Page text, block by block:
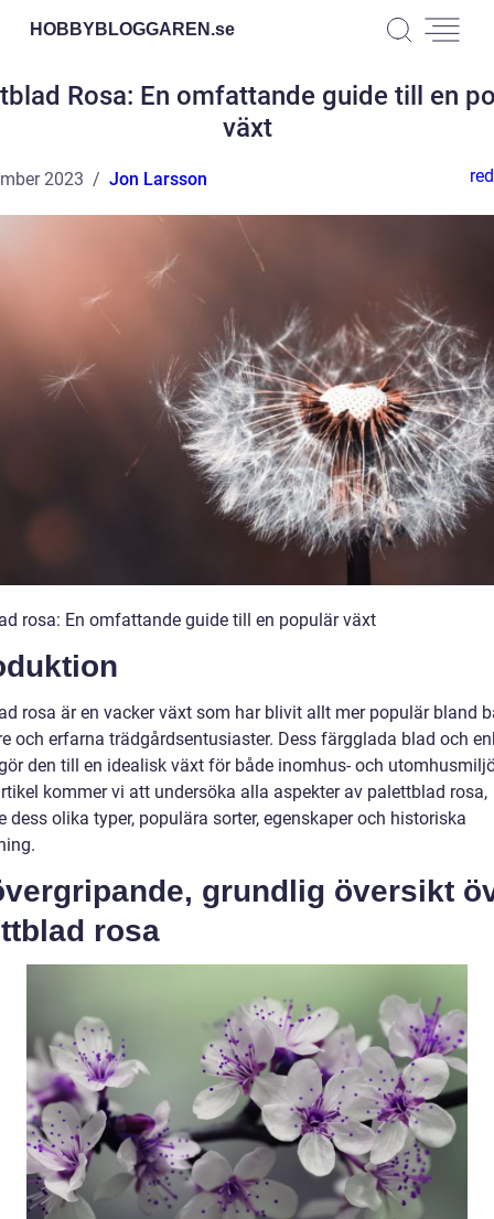
HOBBYBLOGGAREN.se
Rosa: En omfattande guide till en
växt
2023 Jon Larsson
rosa: En omfattande guide till en populär växt
rosa är en vacker växt som har blivit allt mer populär bland
och erfarna trädgårdsentusiaster. Dess färgglada blad och
den till en idealisk växt för både inomhus- och
kommer vi att undersöka alla aspekter av palettblad rosa,
dess olika typer, populära sorter, egenskaper och historiska
grundlig översikt
rosa